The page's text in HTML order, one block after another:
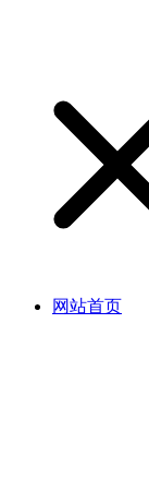
网站首页